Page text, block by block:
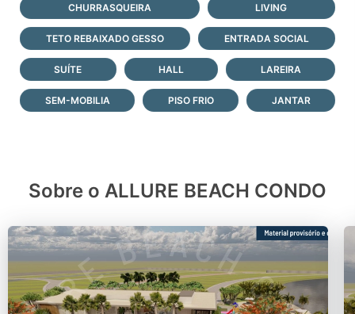
CHURRASQUEIRA LIVING
TETO REBAIXADO GESSO ENTRADA SOCIAL
SUÍTE HALL LAREIRA
SEM-MOBILIA PISO FRIO JANTAR
Sobre o ALLURE BEACH CONDO